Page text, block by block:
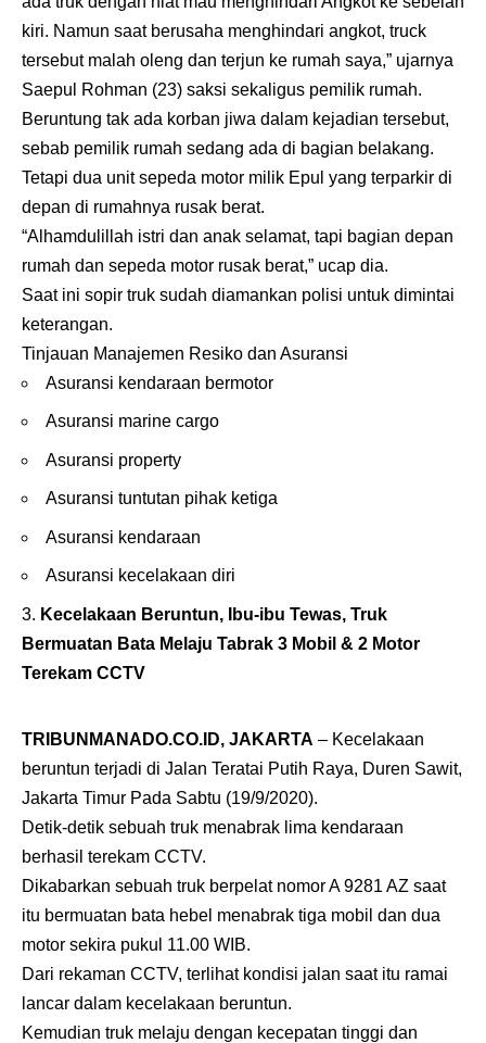
kiri. Namun saat berusaha menghindari angkot, truck
tersebut malah oleng dan terjun ke rumah saya,” ujarnya
Saepul Rohman (23) saksi sekaligus pemilik rumah.
Beruntung tak ada korban jiwa dalam kejadian tersebut,
sebab pemilik rumah sedang ada di bagian belakang.
Tetapi dua unit sepeda motor milik Epul yang terparkir di
depan di rumahnya rusak berat.
“Alhamdulillah istri dan anak selamat, tapi bagian depan
rumah dan sepeda motor rusak berat,” ucap dia.
Saat ini sopir truk sudah diamankan polisi untuk dimintai
keterangan.
Tinjauan Manajemen Resiko dan Asuransi
Asuransi kendaraan bermotor
Asuransi marine cargo
Asuransi property
Asuransi tuntutan pihak ketiga
Asuransi kendaraan
Asuransi kecelakaan diri
Kecelakaan Beruntun, Ibu-ibu Tewas, Truk
Bermuatan Bata Melaju Tabrak 3 Mobil & 2 Motor
Terekam CCTV
TRIBUNMANADO.CO.ID, JAKARTA – Kecelakaan
beruntun terjadi di Jalan Teratai Putih Raya, Duren Sawit,
Jakarta Timur Pada Sabtu (19/9/2020).
Detik-detik sebuah truk menabrak lima kendaraan
berhasil terekam CCTV.
Dikabarkan sebuah truk berpelat nomor A 9281 AZ saat
itu bermuatan bata hebel menabrak tiga mobil dan dua
motor sekira pukul 11.00 WIB.
Dari rekaman CCTV, terlihat kondisi jalan saat itu ramai
lancar dalam kecelakaan beruntun.
Kemudian truk melaju dengan kecepatan tinggi dan